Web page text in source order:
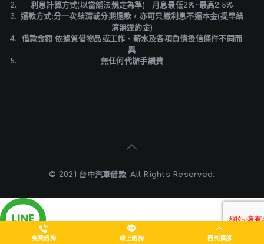
利息計算方式(以當舖法規定為準) : 月息最低2%~最高2.5%
還款方式:分一次結清或分期還款，亦可只繳利息不還本金(提早結
清無違約金)
借款金額:依據質借物品或工作、薪水及各項負債授信條件不同而
異
無任何代辦手續費
© 2021 台中汽車借款. All Rights Reserved.
免費諮詢 線上諮詢 回到頂部